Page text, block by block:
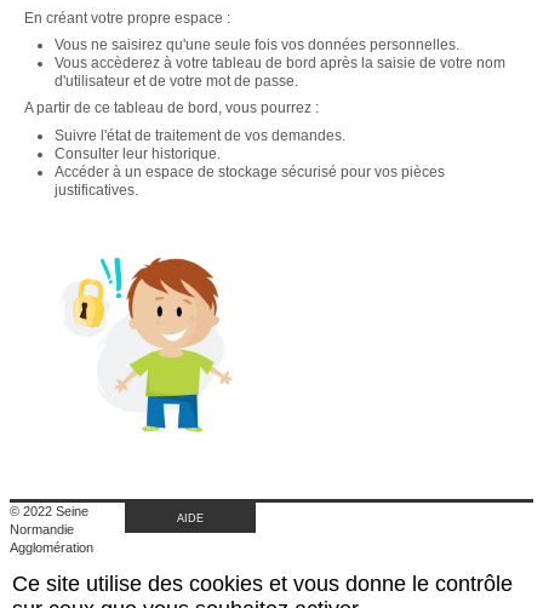
En créant votre propre espace :
Vous ne saisirez qu'une seule fois vos données personnelles.
Vous accèderez à votre tableau de bord après la saisie de votre nom
d'utilisateur et de votre mot de passe.
A partir de ce tableau de bord, vous pourrez :
Suivre l'état de traitement de vos demandes.
Consulter leur historique.
Accéder à un espace de stockage sécurisé pour vos pièces
justificatives.
© 2022 Seine
Normandie
Agglomération
Retour au site de
l'agglomération
AIDE
Ce site utilise des cookies et vous donne le contrôle